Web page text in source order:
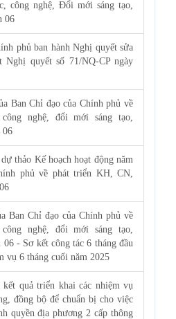
công nghệ, Đổi mới sáng tạo,
06
phủ ban hành Nghị quyết sửa
Nghị quyết số 71/NQ-CP ngày
Ban Chỉ đạo của Chính phủ về
nghệ, đổi mới sáng tạo,
06
thảo Kế hoạch hoạt động năm
phủ về phát triển KH, CN,
Ban Chỉ đạo của Chính phủ về
nghệ, đổi mới sáng tạo,
- Sơ kết công tác 6 tháng đầu
vụ 6 tháng cuối năm 2025
quả triển khai các nhiệm vụ
đồng bộ để chuẩn bị cho việc
quyền địa phương 2 cấp thông